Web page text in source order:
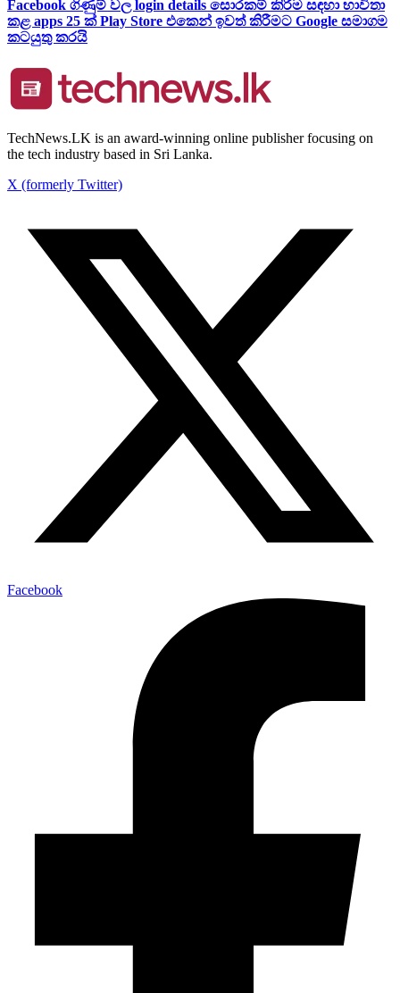
Facebook ගිණුම් වල login details සොරකම් කිරීම සඳහා භාවිතා
කළ apps 25 ක් Play Store එකෙන් ඉවත් කිරීමට Google සමාගම
කටයුතු කරයි
TechNews.LK is an award-winning online publisher focusing on
the tech industry based in Sri Lanka.
X (formerly Twitter)
Facebook